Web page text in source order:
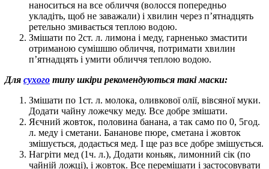
наноситься на все обличчя (волосся попередньо
укладіть, щоб не заважали) і хвилин через п’ятнадцять
ретельно змивається теплою водою.
Змішати по 2ст. л. лимона і меду, гарненько змастити
отриманою сумішшю обличчя, потримати хвилин
п’ятнадцять і умити обличчя теплою водою.
Для сухого типу шкіри рекомендуються такі маски:
Змішати по 1ст. л. молока, оливкової олії, вівсяної муки.
Додати чайну ложечку меду. Все добре змішати.
Яєчний жовток, половина банана, а так само по 0, 5год.
л. меду і сметани. Бананове пюре, сметана і жовток
змішується, додається мед. І ще раз все добре змішується.
Нагріти мед (1ч. л.), Додати коньяк, лимонний сік (по
чайній ложці), і жовток. Все перемішати і застосовувати